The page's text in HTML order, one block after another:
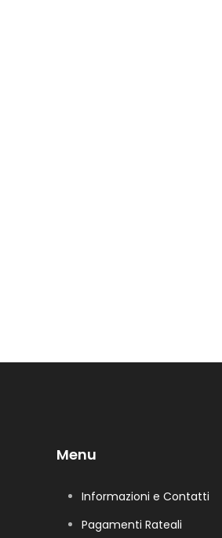
Menu
Informazioni e Contatti
Pagamenti Rateali